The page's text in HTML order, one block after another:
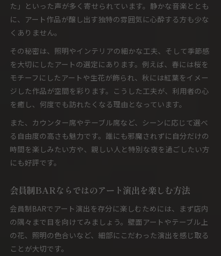
た」といった声が多く寄せられています。静かな音楽ととも
に、アート作品が醸し出す独特の雰囲気に心酔する方も少な
くありません。
その秘密は、照明やインテリアの細かな工夫、そして季節感
を大切にしたアートの選定にあります。例えば、春には桜を
モチーフにしたアートや生花が飾られ、秋には紅葉をイメー
ジした作品が空間を彩ります。こうした工夫が、利用者の心
を癒し、何度でも訪れたくなる理由となっています。
また、カウンター席やテーブル席など、シーンに応じて選べ
る自由度の高さも魅力です。誰にも邪魔されずに自分だけの
時間を楽しみたい方や、親しい人と特別な夜を過ごしたい方
にも好評です。
会員制BARならではのアート演出を楽しむ方法
会員制BARでアート演出を存分に楽しむためには、まず店内
の隅々まで目を向けてみましょう。壁面アートやテーブル上
の花、照明の色合いなど、細部にこだわった演出を感じ取る
ことが大切です。